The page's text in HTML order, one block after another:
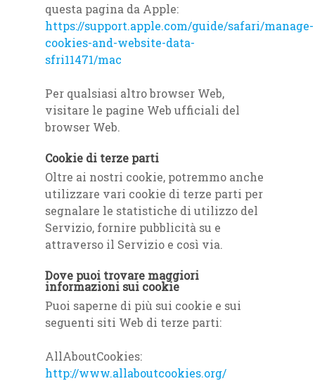
questa pagina da Apple:
https://support.apple.com/guide/safari/manage-
cookies-and-website-data-
sfri11471/mac
Per qualsiasi altro browser Web,
visitare le pagine Web ufficiali del
browser Web.
Cookie di terze parti
Oltre ai nostri cookie, potremmo anche
utilizzare vari cookie di terze parti per
segnalare le statistiche di utilizzo del
Servizio, fornire pubblicità su e
attraverso il Servizio e così via.
Dove puoi trovare maggiori
informazioni sui cookie
Puoi saperne di più sui cookie e sui
seguenti siti Web di terze parti:
AllAboutCookies:
http://www.allaboutcookies.org/